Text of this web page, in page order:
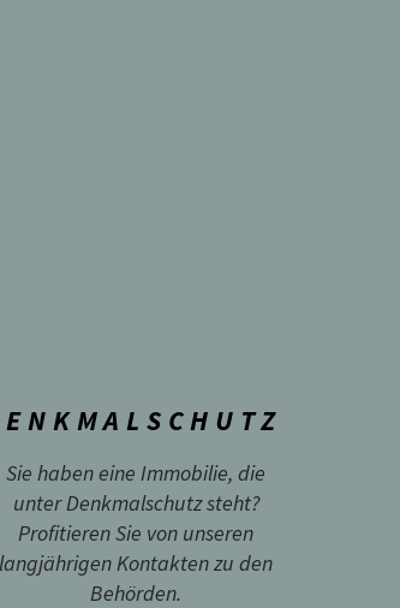
Sie haben eine Immobilie, die
unter Denkmalschutz steht?
Profitieren Sie von unseren
langjährigen Kontakten zu den
Behörden.